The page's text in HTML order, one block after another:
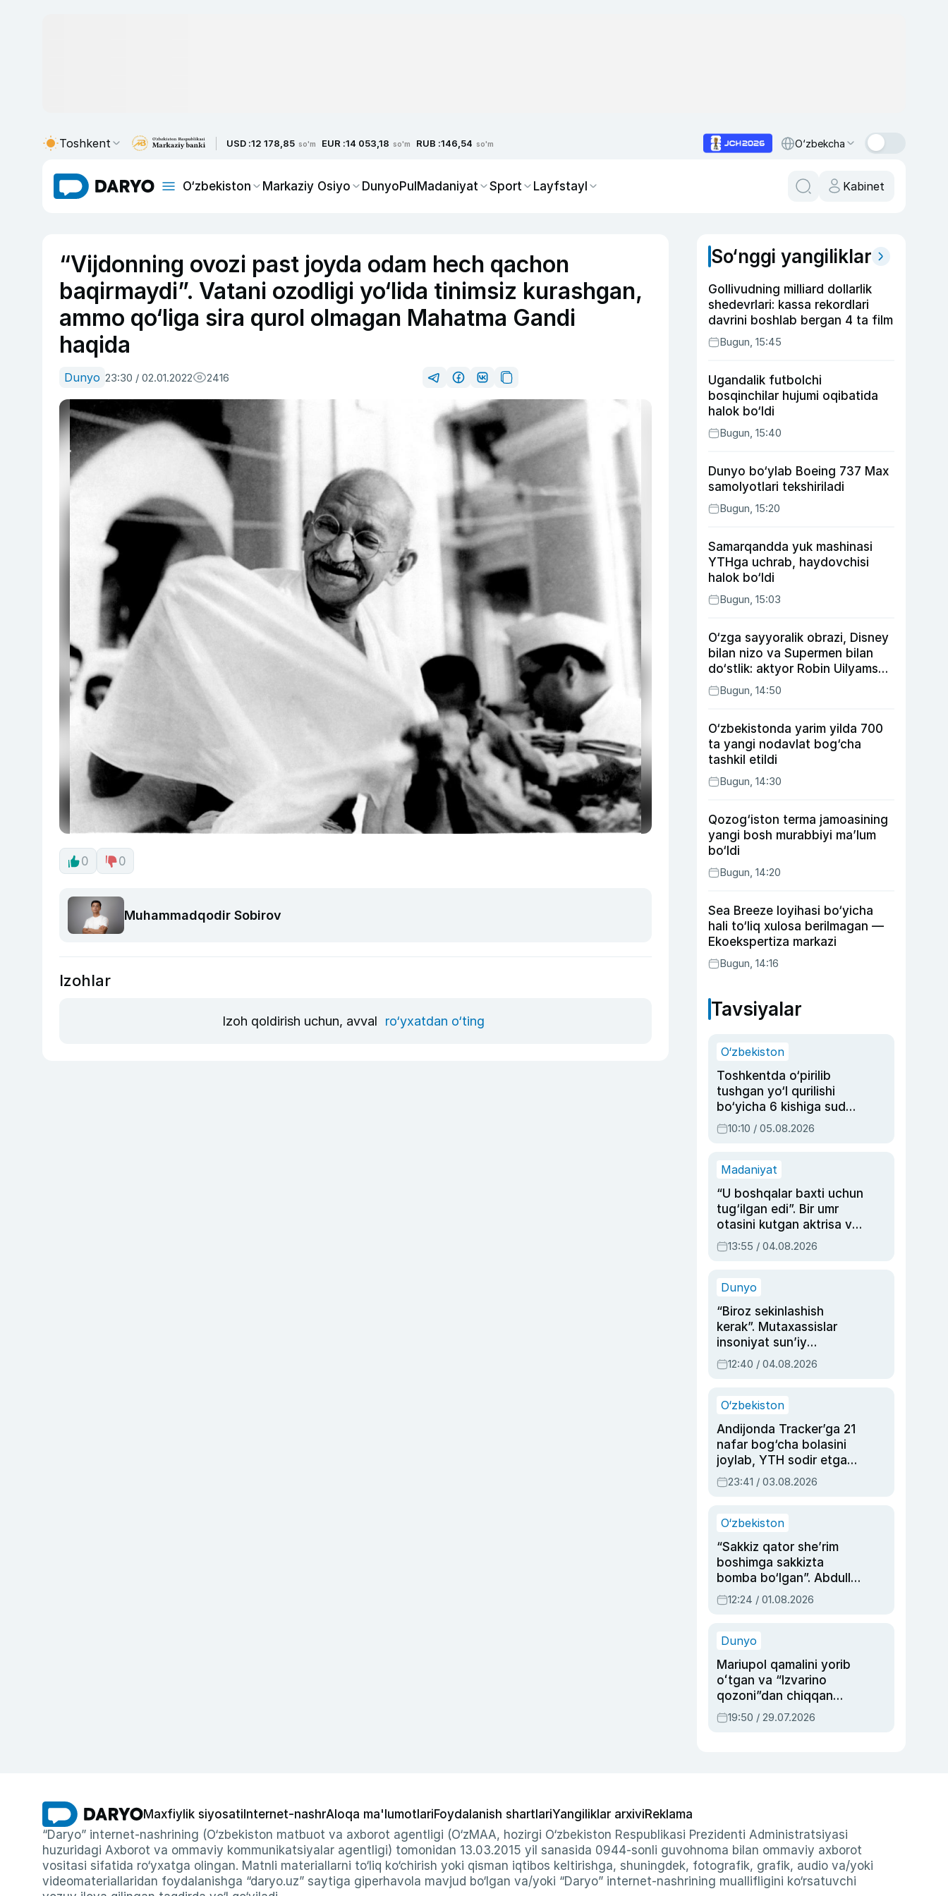
Toshkent USD :12 178,85 so'm EUR :14 053,18 so'm RUB :146,54 so'm O‘zbekcha
O‘zbekiston Markaziy Osiyo DunyoPulMadaniyat Sport Layfstayl Kabinet
“Vijdonning ovozi past joyda odam hech qachon
baqirmaydi”. Vatani ozodligi yo‘lida tinimsiz kurashgan,
ammo qo‘liga sira qurol olmagan Mahatma Gandi
haqida
Dunyo 23:30 / 02.01.2022 2416
0 0
Muhammadqodir Sobirov
Izohlar
Izoh qoldirish uchun, avval ro‘yxatdan o‘ting
So‘nggi yangiliklar
Gollivudning milliard dollarlik
shedevrlari: kassa rekordlari
davrini boshlab bergan 4 ta film
Bugun, 15:45
Ugandalik futbolchi
bosqinchilar hujumi oqibatida
halok bo‘ldi
Bugun, 15:40
Dunyo bo‘ylab Boeing 737 Max
samolyotlari tekshiriladi
Bugun, 15:20
Samarqandda yuk mashinasi
YTHga uchrab, haydovchisi
halok bo‘ldi
Bugun, 15:03
O‘zga sayyoralik obrazi, Disney
bilan nizo va Supermen bilan
do‘stlik: aktyor Robin Uilyams
haqida ko‘pchilik bilmaydigan
faktlar
Bugun, 14:50
O‘zbekistonda yarim yilda 700
ta yangi nodavlat bog‘cha
tashkil etildi
Bugun, 14:30
Qozog‘iston terma jamoasining
yangi bosh murabbiyi ma’lum
bo‘ldi
Bugun, 14:20
Sea Breeze loyihasi bo‘yicha
hali to‘liq xulosa berilmagan —
Ekoekspertiza markazi
Bugun, 14:16
Tavsiyalar
O‘zbekiston
Toshkentda o‘pirilib
tushgan yo‘l qurilishi
bo‘yicha 6 kishiga sud
hukmi o‘qildi
10:10 / 05.08.2026
Madaniyat
“U boshqalar baxti uchun
tug‘ilgan edi”. Bir umr
otasini kutgan aktrisa va
dublyaj ustasi Rimma
Ahmedovaning
13:55 / 04.08.2026
Dunyo
“Biroz sekinlashish
kerak”. Mutaxassislar
insoniyat sun’iy
intellektni boshqara
olmay qolishidan xavotir
12:40 / 04.08.2026
O‘zbekiston
Andijonda Tracker’ga 21
nafar bog‘cha bolasini
joylab, YTH sodir etgan
ayolga sud hukmi o‘qildi
23:41 / 03.08.2026
O‘zbekiston
“Sakkiz qator she’rim
boshimga sakkizta
bomba bo‘lgan”. Abdulla
Oripovni siyosiy
ayblovlardan asrab
12:24 / 01.08.2026
Dunyo
Mariupol qamalini yorib
oʻtgan va “Izvarino
qozoni”dan chiqqan
qahramon — Ukraina
armiyasi bosh
19:50 / 29.07.2026
Maxfiylik siyosati Internet-nashrAloqa ma'lumotlariFoydalanish shartlariYangiliklar arxiviReklama
“Daryo” internet-nashrining (O‘zbekiston matbuot va axborot agentligi (O‘zMAA, hozirgi O‘zbekiston Respublikasi Prezidenti Administratsiyasi
huzuridagi Axborot va ommaviy kommunikatsiyalar agentligi) tomonidan 13.03.2015 yil sanasida 0944-sonli guvohnoma bilan ommaviy axborot
vositasi sifatida ro‘yxatga olingan. Matnli materiallarni to‘liq ko‘chirish yoki qisman iqtibos keltirishga, shuningdek, fotografik, grafik, audio va/yoki
videomateriallaridan foydalanishga “daryo.uz” saytiga giperhavola mavjud bo‘lgan va/yoki “Daryo” internet-nashrining muallifligini ko‘rsatuvchi